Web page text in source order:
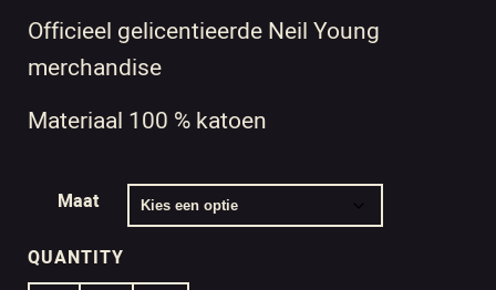
Officieel gelicentieerde Neil Young
merchandise
Materiaal 100 % katoen
Maat
QUANTITY